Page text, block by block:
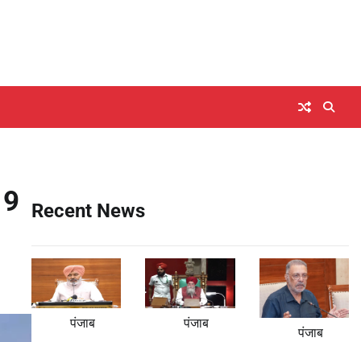
Recent News
पंजाब पंजाब
पंजाब